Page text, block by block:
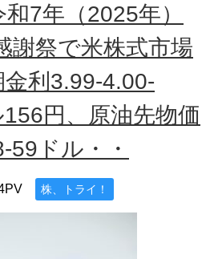
和7年（2025年）
謝祭で米株式市場
利3.99-4.00-
円、原油先物価
59ドル・・
株、トライ！